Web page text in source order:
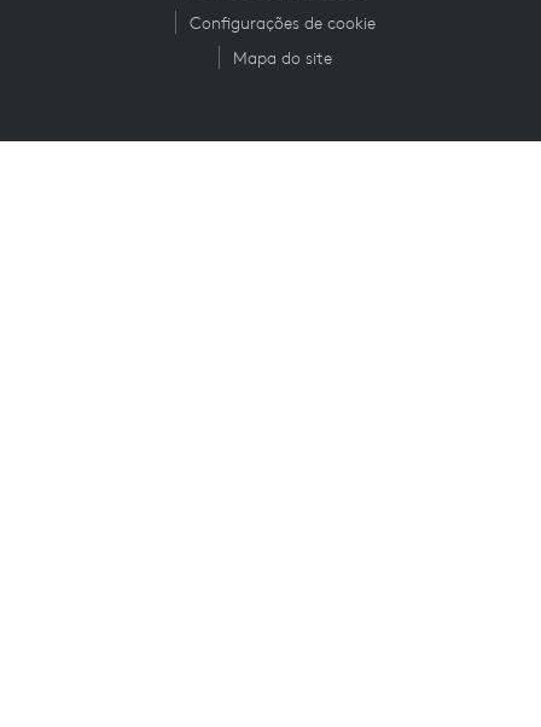
Configurações de cookie
Mapa do site